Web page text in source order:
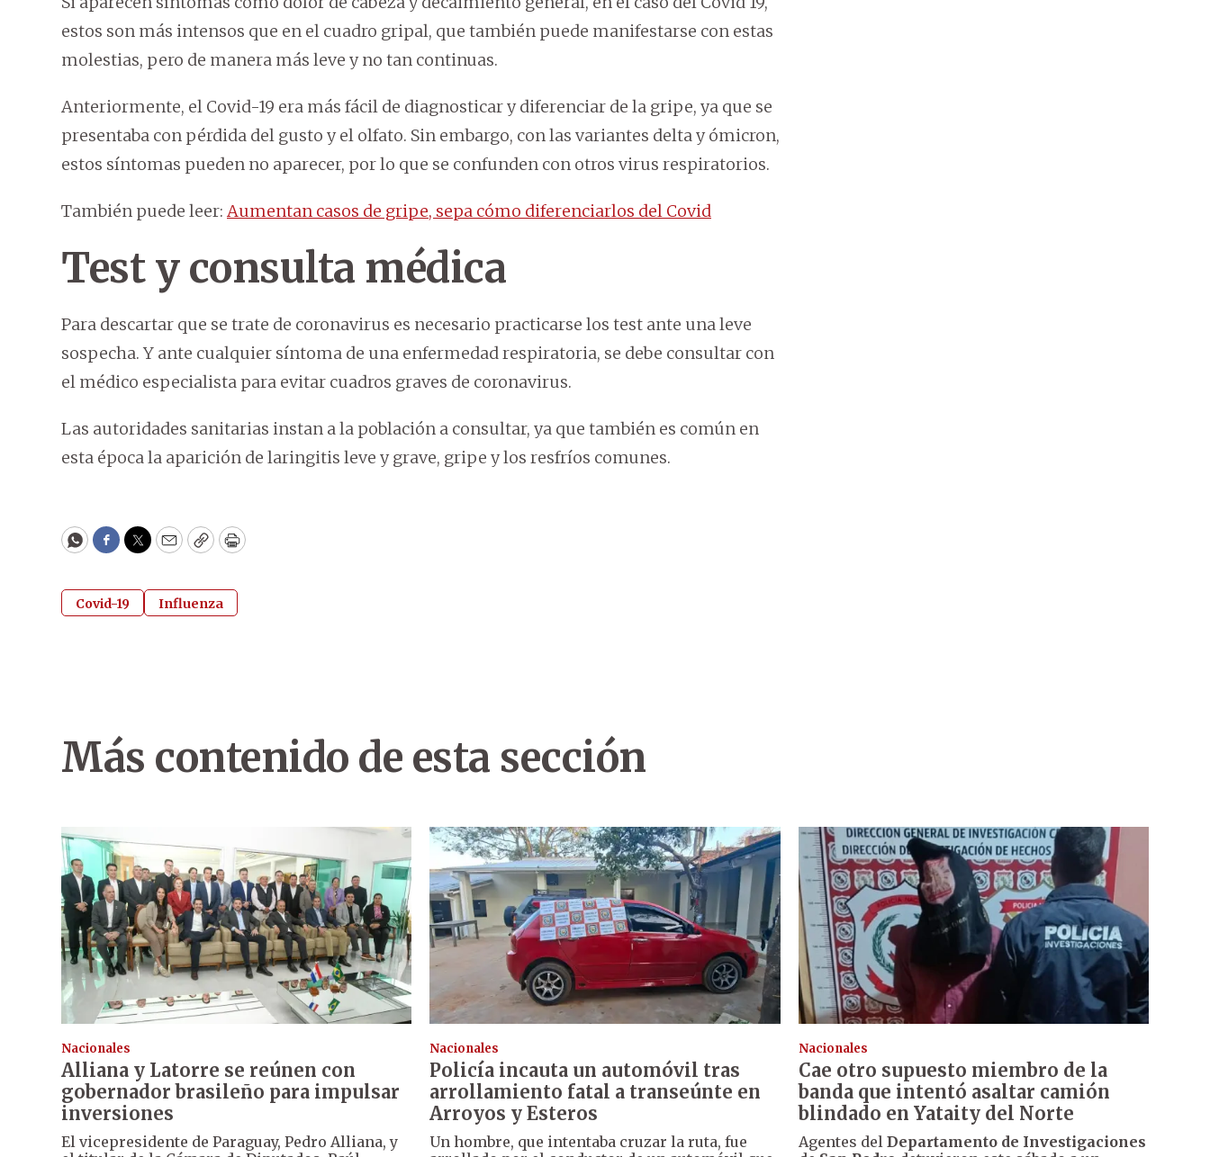
estos son más intensos que en el cuadro gripal, que también puede manifestarse con estas
molestias, pero de manera más leve y no tan continuas.
Anteriormente, el Covid-19 era más fácil de diagnosticar y diferenciar de la gripe, ya que se
presentaba con pérdida del gusto y el olfato. Sin embargo, con las variantes delta y ómicron,
estos síntomas pueden no aparecer, por lo que se confunden con otros virus respiratorios.
También puede leer: Aumentan casos de gripe, sepa cómo diferenciarlos del Covid
Test y consulta médica
Para descartar que se trate de coronavirus es necesario practicarse los test ante una leve
sospecha. Y ante cualquier síntoma de una enfermedad respiratoria, se debe consultar con
el médico especialista para evitar cuadros graves de coronavirus.
Las autoridades sanitarias instan a la población a consultar, ya que también es común en
esta época la aparición de laringitis leve y grave, gripe y los resfríos comunes.
WhatsApp
Facebook
Twitter
EmailCopyPrint
Covid-19 Influenza
Más contenido de esta sección
Nacionales
Alliana y Latorre se reúnen con
gobernador brasileño para impulsar
inversiones
El vicepresidente de Paraguay, Pedro Alliana, y
Nacionales
Policía incauta un automóvil tras
arrollamiento fatal a transeúnte en
Arroyos y Esteros
Un hombre, que intentaba cruzar la ruta, fue
Nacionales
Cae otro supuesto miembro de la
banda que intentó asaltar camión
blindado en Yataity del Norte
Agentes del Departamento de Investigaciones